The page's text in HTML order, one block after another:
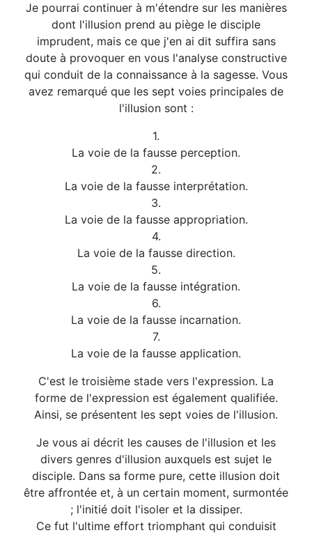
Je pourrai continuer à m'étendre sur les manières
dont l'illusion prend au piège le disciple
imprudent, mais ce que j'en ai dit suffira sans
doute à provoquer en vous l'analyse constructive
qui conduit de la connaissance à la sagesse. Vous
avez remarqué que les sept voies principales de
l'illusion sont :
1.
La voie de la fausse perception.
2.
La voie de la fausse interprétation.
3.
La voie de la fausse appropriation.
4.
La voie de la fausse direction.
5.
La voie de la fausse intégration.
6.
La voie de la fausse incarnation.
7.
La voie de la fausse application.
C'est le troisième stade vers l'expression. La
forme de l'expression est également qualifiée.
Ainsi, se présentent les sept voies de l'illusion.
Je vous ai décrit les causes de l'illusion et les
divers genres d'illusion auxquels est sujet le
disciple. Dans sa forme pure, cette illusion doit
être affrontée et, à un certain moment, surmontée
; l'initié doit l'isoler et la dissiper.
Ce fut l'ultime effort triomphant qui conduisit